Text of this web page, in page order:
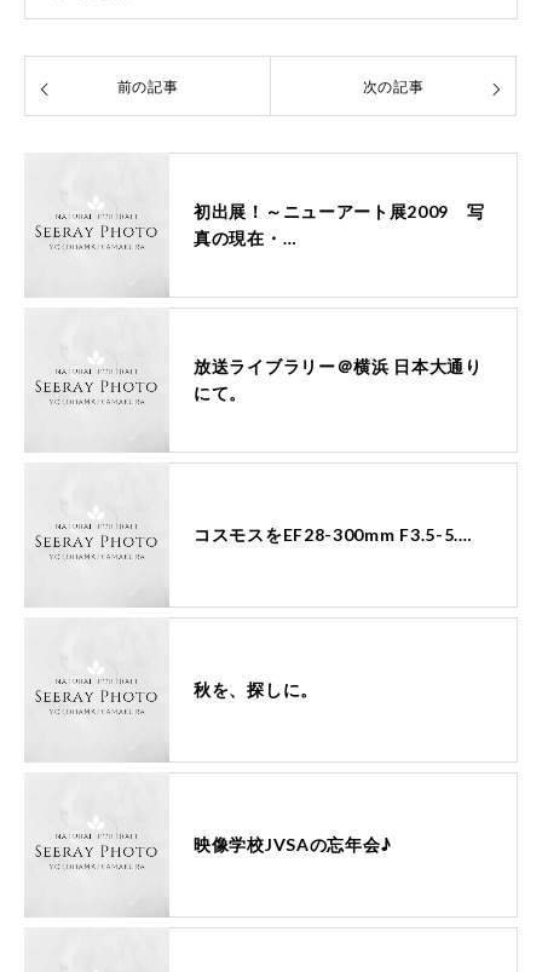
前の記事 次の記事
初出展！～ニューアート展2009 写
真の現在・…
放送ライブラリー＠横浜 日本大通り
にて。
コスモスをEF28-300mm F3.5-5.…
秋を、探しに。
映像学校JVSAの忘年会♪